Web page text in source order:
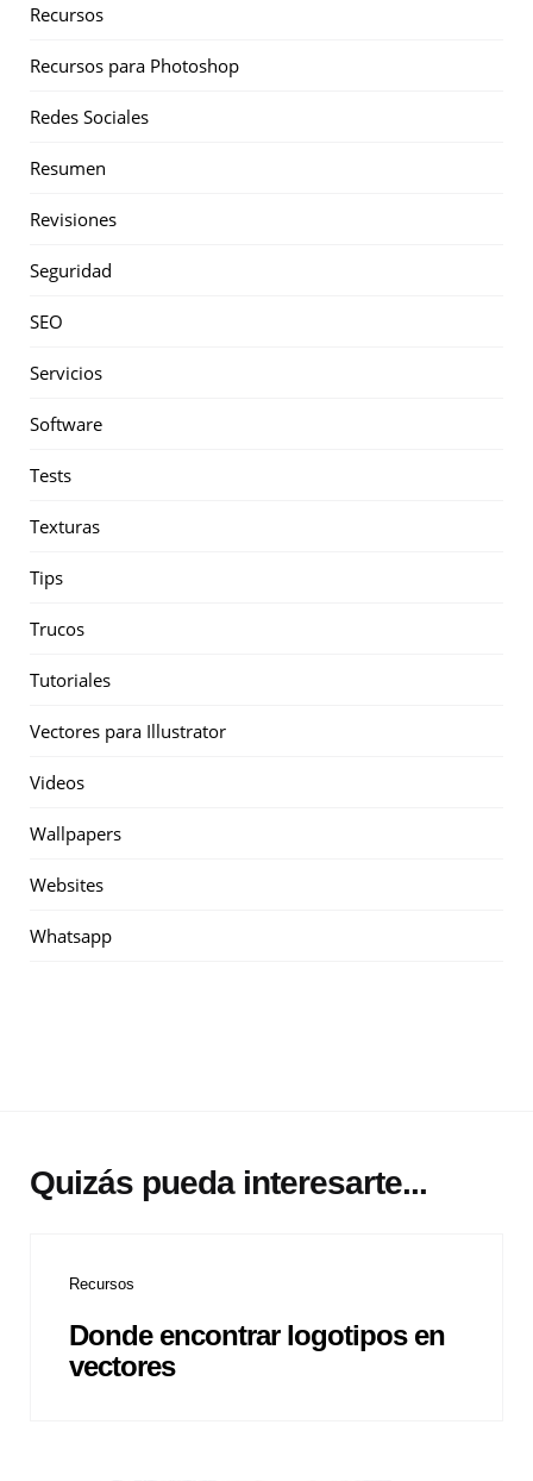
Recursos
Recursos para Photoshop
Redes Sociales
Resumen
Revisiones
Seguridad
SEO
Servicios
Software
Tests
Texturas
Tips
Trucos
Tutoriales
Vectores para Illustrator
Videos
Wallpapers
Websites
Whatsapp
Quizás pueda interesarte...
Recursos
Donde encontrar logotipos en
vectores